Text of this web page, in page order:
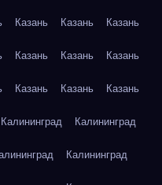
Казань Казань Казань
Казань Казань Казань
Казань Казань Казань
Калининград Калининград
Калининград